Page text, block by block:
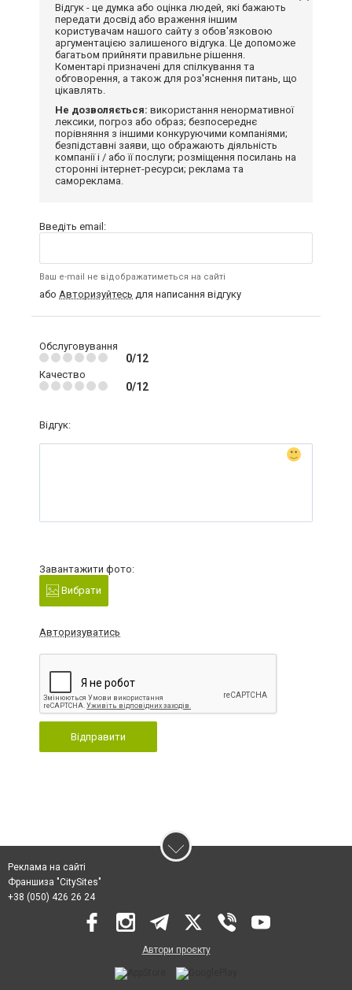
Відгук - це думка або оцінка людей, які бажають
передати досвід або враження іншим
користувачам нашого сайту з обов'язковою
аргументацією залишеного відгука. Це допоможе
багатьом прийняти правильне рішення.
Коментарі призначені для спілкування та
обговорення, а також для роз'яснення питань, що
цікавлять.
Не дозволяється: використання ненормативної
лексики, погроз або образ; безпосереднє
порівняння з іншими конкуруючими компаніями;
безпідставні заяви, що ображають діяльність
компанії і / або її послуги; розміщення посилань на
сторонні інтернет-ресурси; реклама та
самореклама.
Введіть email:
Ваш e-mail не відображатиметься на сайті
або Авторизуйтесь для написання відгуку
Обслуговування
0/12
Качество
0/12
Відгук:
Завантажити фото:
Вибрати
Авторизуватись
Відправити
Реклама на сайті
Франшиза "CitySites"
+38 (050) 426 26 24
Автори проєкту